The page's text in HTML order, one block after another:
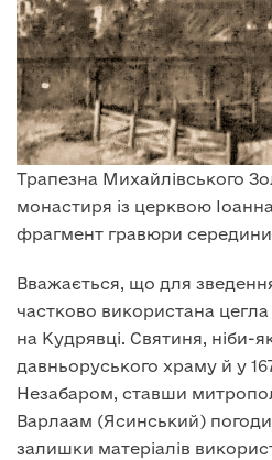
Трапезна Михайлівського
монастиря із церквою
фрагмент гравюри середини
Вважається, що для
частково використана
на Кудрявці. Святиня, ніби-
давньоруського храму й у
Незабаром, ставши
Варлаам (Ясинський)
залишки матеріалів